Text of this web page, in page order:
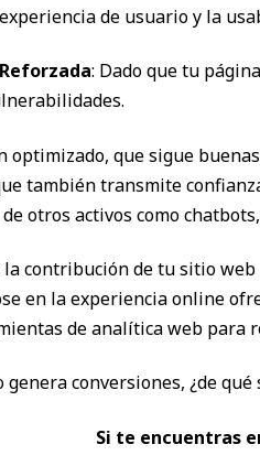
de usuario y la
: Dado que tu
optimizado, que sigue
también transmite
otros activos como
la contribución de tu sitio
en la experiencia online
de analítica web para
conversiones, ¿de
Si te encuentras